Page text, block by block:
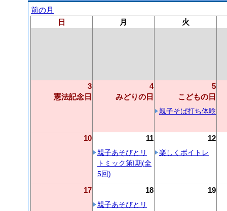
前の月
日
月 火
3
憲法記念日
4
みどりの日
5
こどもの日
親子そば打ち体験
10 11
親子あそびとリ
トミック第I期(全
5回)
12
楽しくボイトレ
17 18
親子あそびとリ
19